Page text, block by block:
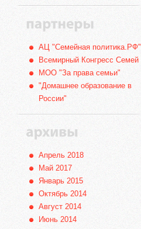
АЦ "Семейная политика.РФ"
Всемирный Конгресс Семей
МОО "За права семьи"
"Домашнее образование в
России"
Апрель 2018
Май 2017
Январь 2015
Октябрь 2014
Август 2014
Июнь 2014